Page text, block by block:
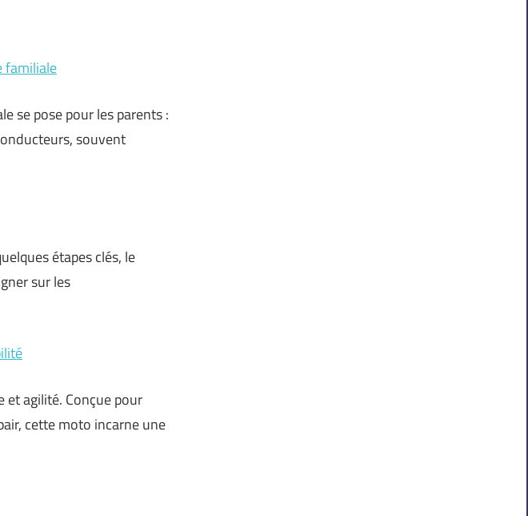
familiale
se pose pour les parents :
souvent
étapes clés, le
sur les
et agilité. Conçue pour
cette moto incarne une